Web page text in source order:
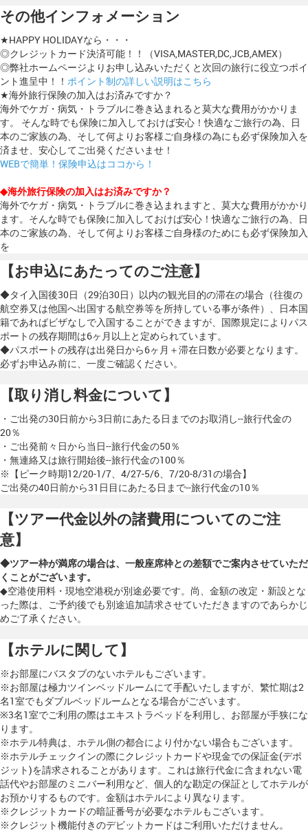
その他インフォメーション
★HAPPY HOLIDAYなら・・・
◎クレジットカード決済可能！！（VISA,MASTER,DC,JCB,AMEX）
◎弊社ホームページよりお申し込みいただくと次回の旅行に役立つポイ
ント進呈中！！ ポイント制の詳しい説明はこちら
★海外旅行保険の加入はお済みですか？
海外でケガ・病気・トラブルに巻き込まれると莫大な費用がかかりま
す。 そんな時でも保険に加入しておけば安心！快適なご旅行の為、日
本のご家族の為、そして何よりお客様ご自身様の為にも必ず保険加入を
済ませ、安心してご出発くださいませ！
WEBで簡単！保険申込はココから！
◆海外旅行保険の加入はお済みですか？
海外でケガ・病気・トラブルに巻き込まれますと、莫大な費用がかかり
ます。そんな時でも保険に加入しておけば安心！快適なご旅行の為、日
本のご家族の為、そして何よりお客様ご自身様のためにも必ず保険加入
を
【お申込にあたってのご注意】
◆タイ入国後30日（29泊30日）以内の観光目的の滞在の場合（往復の
航空券又は他国へ出国する航空券等を所持している事が条件）、日本国
籍であればビザなしで入国することができますが、国際規定によりパス
ポートの残存期間は6ヶ月以上と定められています。
◆パスポートの残存は出発日から6ヶ月＋滞在日数が必要となります。
必ずお申込み前に、一度ご確認ください。
【取り消し料金について】
・ご出発の30日前から3日前にあたる日までのお取消し--旅行代金の
20％
・ご出発前々日から当日--旅行代金の50％
・無連絡又は旅行開始後--旅行代金の100％
※【ピーク時期12/20-1/7、4/27-5/6、7/20-8/31の場合】
ご出発の40日前から31日目にあたる日まで--旅行代金の10％
【ツアー代金以外の諸費用についてのご注
意】
◆ツアー枠が満席の場合は、一般座席枠との差額でご案内させていただ
くことがございます。
◆空港使用料・現地空港税が別途必要です。尚、金額の改定・新設とな
った際は、ご予約後でも別途追加請求させていただきますのであらかじ
めご了承ください。
【ホテルに関して】
※お部屋にバスタブのないホテルもございます。
※お部屋は極力ツインベッドルームにて手配いたしますが、繁忙期は2
名1室でもダブルベッドルームとなる場合がございます。
※3名1室でご利用の際はエキストラベッドを利用し、お部屋が手狭にな
ります。
※ホテル特典は、ホテル側の都合により付かない場合もございます。
※ホテルチェックインの際にクレジットカードや現金での保証金(デポ
ジット)を請求されることがあります。これは旅行代金に含まれない電
話代やお部屋のミニバー利用など、個人的な勘定の保証としてホテルが
お預かりするものです。金額はホテルにより異なります。
※クレジットカードの暗証番号が必要なホテルもございます。
※クレジット機能付きのデビットカードはご利用いただけません。